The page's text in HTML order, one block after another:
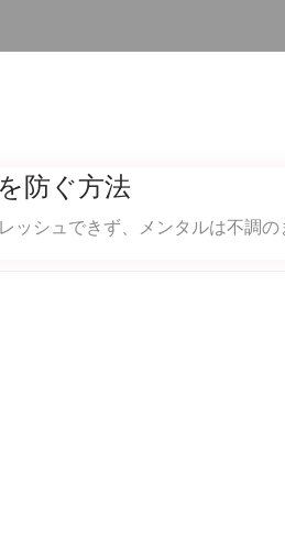
防ぐ方法
ッシュできず、メンタルは不調